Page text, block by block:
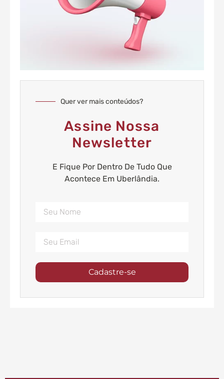
Quer ver mais conteúdos?
Assine Nossa
Newsletter
E Fique Por Dentro De Tudo Que
Acontece Em Uberlândia.
Cadastre-se